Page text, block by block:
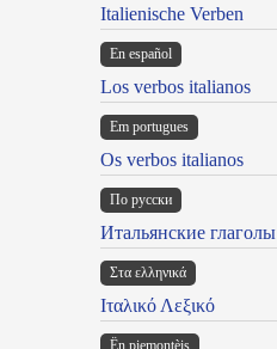
Italienische Verben
En español
Los verbos italianos
Em portugues
Os verbos italianos
По русски
Итальянские глаголы
Στα ελληνικά
Ιταλικό Λεξικό
Ën piemontèis